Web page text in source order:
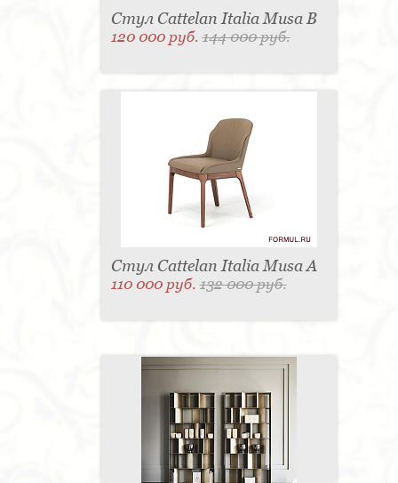
Стул Cattelan Italia Musa B
120 000 руб.144 000 руб.
Стул Cattelan Italia Musa A
110 000 руб.132 000 руб.